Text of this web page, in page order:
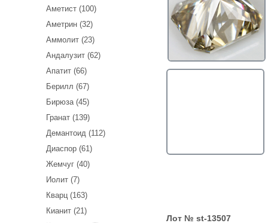
Аметист (100)
Аметрин (32)
Аммолит (23)
Андалузит (62)
Апатит (66)
Берилл (67)
Бирюза (45)
Гранат (139)
Демантоид (112)
Диаспор (61)
Жемчуг (40)
Иолит (7)
Кварц (163)
Кианит (21)
Лот № st-13507